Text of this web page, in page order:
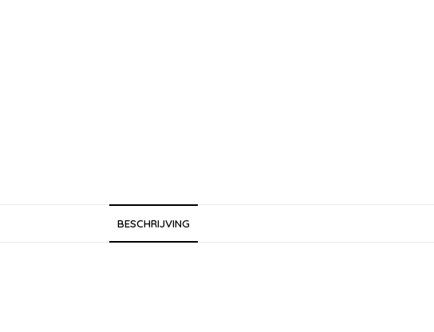
BESCHRIJVING